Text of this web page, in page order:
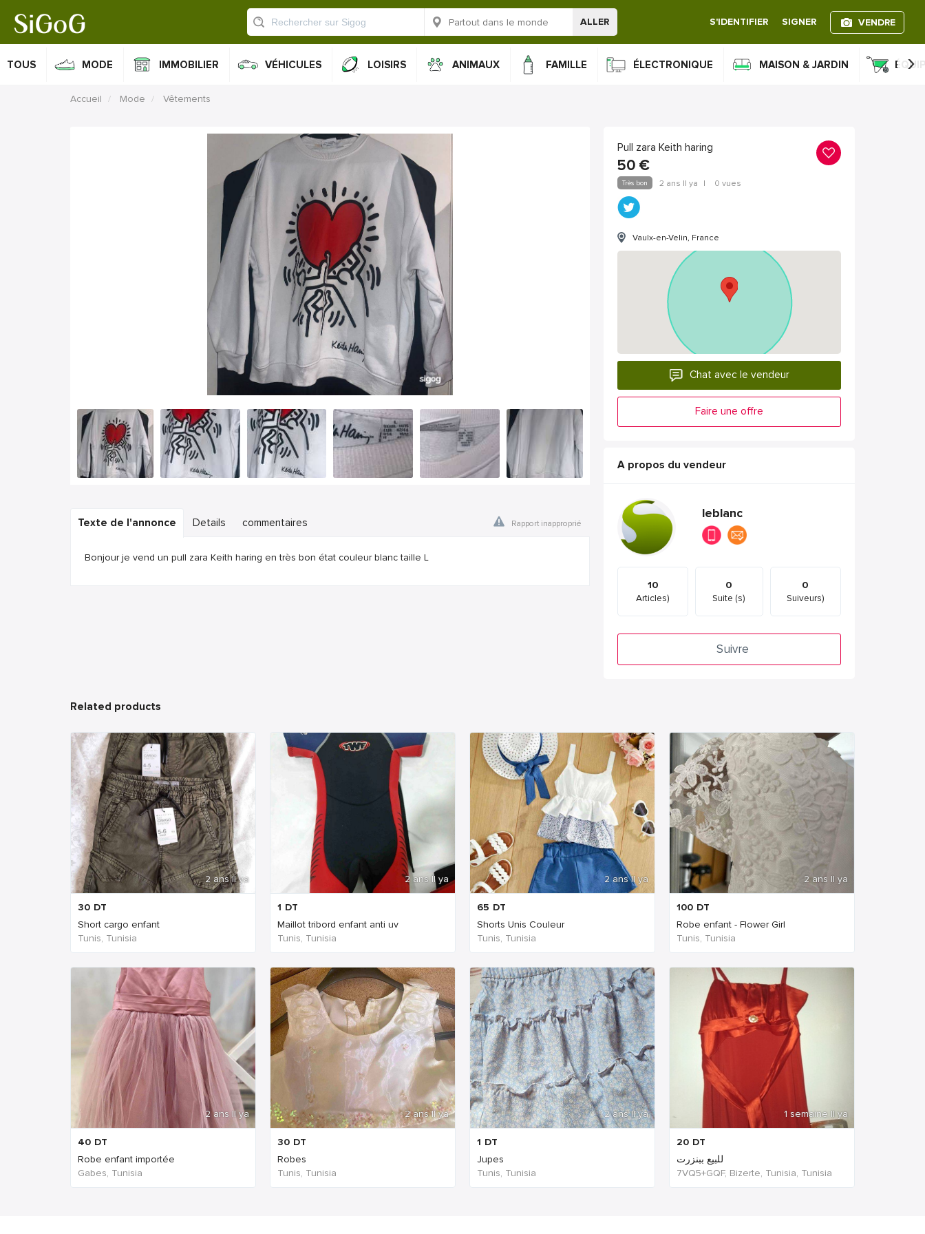
ALLER S'IDENTIFIER SIGNER VENDRE
TOUS MODE IMMOBILIER VÉHICULES LOISIRS ANIMAUX FAMILLE ÉLECTRONIQUE MAISON & JARDIN ›
Accueil Mode Vêtements
Texte de l'annonce Details commentaires Rapport inapproprié
Bonjour je vend un pull zara Keith haring en très bon état couleur blanc taille L
Pull zara Keith haring
50 €
Très bon 2 ans Il ya | 0 vues
Vaulx-en-Velin, France
Chat avec le vendeur
Faire une offre
A propos du vendeur
leblanc
10
Articles)
0
Suite (s)
0
Suiveurs)
Suivre
Related products
2 ans Il ya
30 DT
Short cargo enfant
Tunis, Tunisia
2 ans Il ya
1 DT
Maillot tribord enfant anti uv
Tunis, Tunisia
2 ans Il ya
65 DT
Shorts Unis Couleur
Tunis, Tunisia
2 ans Il ya
100 DT
Robe enfant - Flower Girl
Tunis, Tunisia
2 ans Il ya
40 DT
Robe enfant importée
Gabes, Tunisia
2 ans Il ya
30 DT
Robes
Tunis, Tunisia
2 ans Il ya
1 DT
Jupes
Tunis, Tunisia
1 semaine Il ya
20 DT
للبيع ببنزرت
7VQ5+GQF, Bizerte, Tunisia, Tunisia